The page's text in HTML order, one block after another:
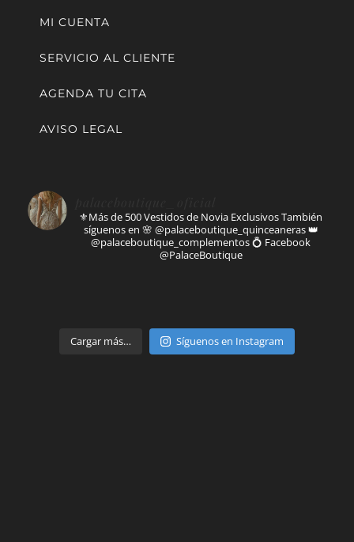
MI CUENTA
SERVICIO AL CLIENTE
AGENDA TU CITA
AVISO LEGAL
⚜️Más de 500 Vestidos de Novia ExclusivosTambién
síguenos en 🌸 @palaceboutique_quinceaneras👑
@palaceboutique_complementos💍 Facebook
@PalaceBoutique
Parte de
Cargar más… Síguenos en Instagram